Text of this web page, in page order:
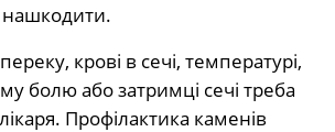
крові в сечі, температурі,
болю або затримці сечі треба
Профілактика каменів